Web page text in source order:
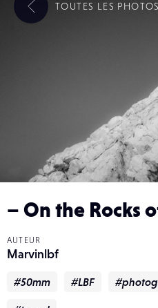
– On the Rocks
AUTEUR
Marvinlbf
#50mm #LBF
TOUTES LES PHOTOS